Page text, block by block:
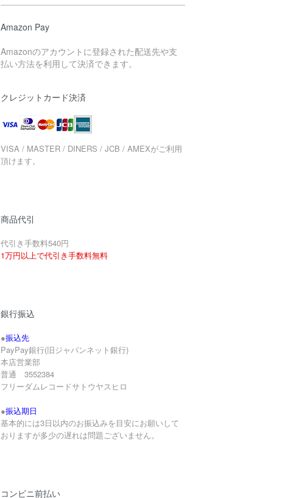
Amazon Pay
Amazonのアカウントに登録された配送先や支
払い方法を利用して決済できます。
クレジットカード決済
VISA / MASTER / DINERS / JCB / AMEXがご利用
頂けます。
商品代引
代引き手数料540円
1万円以上で代引き手数料無料
銀行振込
●振込先
PayPay銀行(旧ジャパンネット銀行)
本店営業部
普通 3552384
フリーダムレコードサトウヤスヒロ
●振込期日
基本的には3日以内のお振込みを目安にお願いして
おりますが多少の遅れは問題ございません。
コンビニ前払い